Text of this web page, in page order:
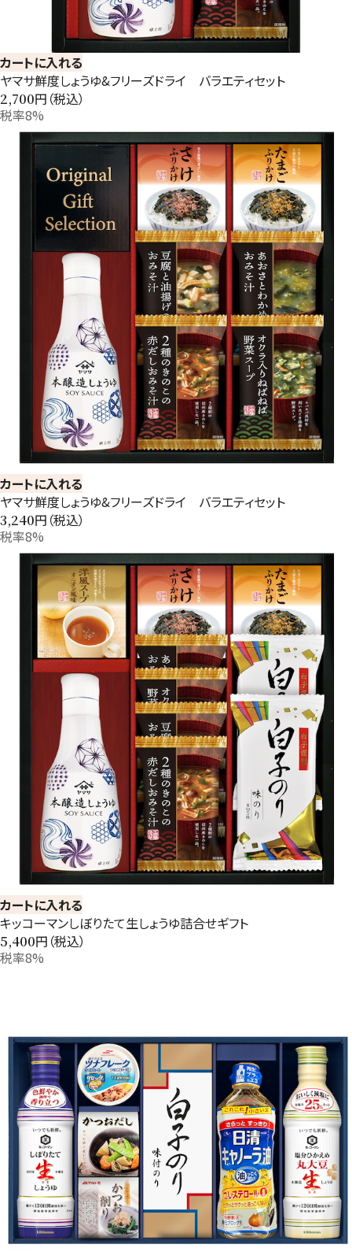
カートに入れる
ヤマサ鮮度しょうゆ&フリーズドライ バラエティセット
2,700円（税込）
税率8%
カートに入れる
ヤマサ鮮度しょうゆ&フリーズドライ バラエティセット
3,240円（税込）
税率8%
カートに入れる
キッコーマンしぼりたて生しょうゆ詰合せギフト
5,400円（税込）
税率8%